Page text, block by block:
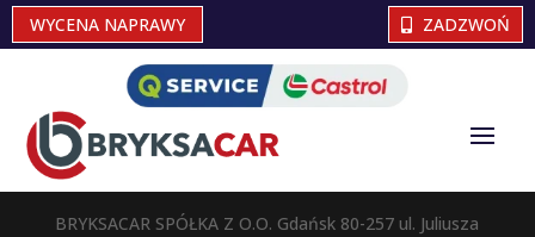
WYCENA NAPRAWY ZADZWOŃ
BRYKSACAR SPÓŁKA Z O.O. Gdańsk 80-257 ul. Juliusza